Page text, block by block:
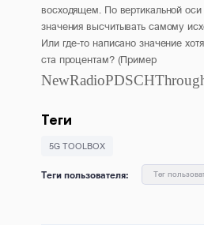
восходящем. По вертикальной
значения высчитывать самому
Или где-то написано значение
ста процентам? (Пример
Теги
5G TOOLBOX
Теги пользователя: Тег